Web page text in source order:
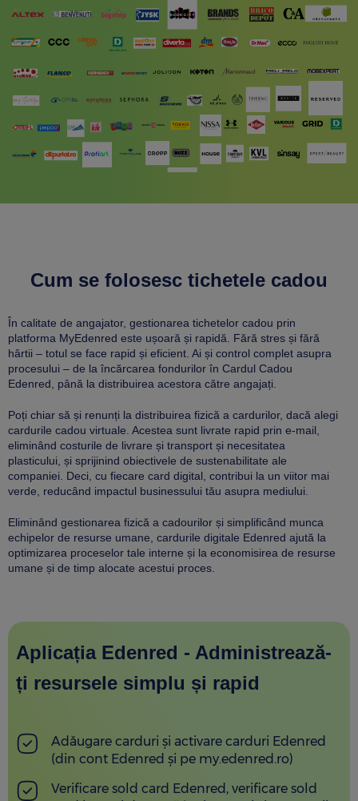
Cum se folosesc tichetele cadou
În calitate de angajator, gestionarea tichetelor cadou prin
platforma MyEdenred este ușoară și rapidă. Fără stres și fără
hârtii – totul se face rapid și eficient. Ai și control complet asupra
procesului – de la încărcarea fondurilor în Cardul Cadou
Edenred, până la distribuirea acestora către angajați.
Poți chiar să și renunți la distribuirea fizică a cardurilor, dacă alegi
cardurile cadou virtuale. Acestea sunt livrate rapid prin e-mail,
eliminând costurile de livrare și transport și necesitatea
plasticului, și sprijinind obiectivele de sustenabilitate ale
companiei. Deci, cu fiecare card digital, contribui la un viitor mai
verde, reducând impactul businessului tău asupra mediului.
Eliminând gestionarea fizică a cadourilor și simplificând munca
echipelor de resurse umane, cardurile digitale Edenred ajută la
optimizarea proceselor tale interne și la economisirea de resurse
umane și de timp alocate acestui proces.
Aplicația Edenred - Administrează-
ți resursele simplu și rapid
Adăugare carduri și activare carduri Edenred
(din cont Edenred și pe my.edenred.ro)
Verificare sold card Edenred, verificare sold